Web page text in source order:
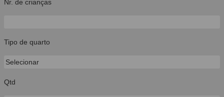
Nr. de crianças
Tipo de quarto
Qtd